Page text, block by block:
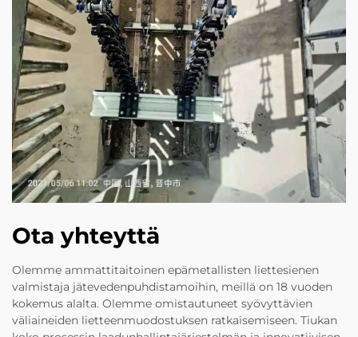
Ota yhteyttä
Olemme ammattitaitoinen epämetallisten liettesienen
valmistaja jätevedenpuhdistamoihin, meillä on 18 vuoden
kokemus alalta. Olemme omistautuneet syövyttävien
väliaineiden lietteenmuodostuksen ratkaisemiseen. Tiukan